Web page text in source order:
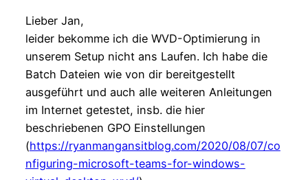
Lieber Jan,
leider bekomme ich die WVD-Optimierung in
unserem Setup nicht ans Laufen. Ich habe die
Batch Dateien wie von dir bereitgestellt
ausgeführt und auch alle weiteren Anleitungen
im Internet getestet, insb. die hier
beschriebenen GPO Einstellungen
(https://ryanmangansitblog.com/2020/08/07/co
nfiguring-microsoft-teams-for-windows-